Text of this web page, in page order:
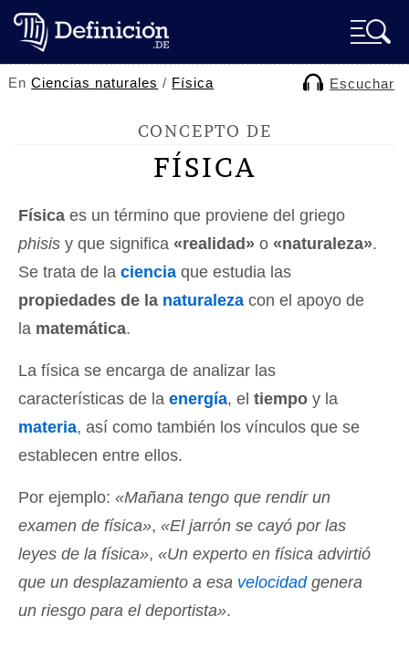
EnCiencias naturales / Física Escuchar
CONCEPTO DE
FÍSICA
Física es un término que proviene del griego
phisis y que significa «realidad» o «naturaleza».
Se trata de la ciencia que estudia las
propiedades de la naturaleza con el apoyo de
la matemática.
La física se encarga de analizar las
características de la energía, el tiempo y la
materia, así como también los vínculos que se
establecen entre ellos.
Por ejemplo: «Mañana tengo que rendir un
examen de física», «El jarrón se cayó por las
leyes de la física», «Un experto en física advirtió
que un desplazamiento a esa velocidadgenera
un riesgo para el deportista».